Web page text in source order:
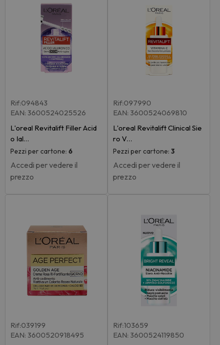
Rif:094843
EAN: 3600524025526
L'oreal Revitalift Filler Acid
o Ial…
Pezzi per cartone: 6
Accedi per vedere il
prezzo
Rif:097990
EAN: 3600524069810
L'oreal Revitalift Clinical Sie
ro V…
Pezzi per cartone: 3
Accedi per vedere il
prezzo
Rif:039199
EAN: 3600520918495
Rif:103659
EAN: 3600524119850